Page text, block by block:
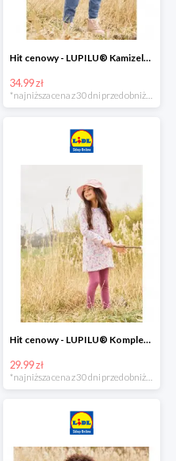
Hit cenowy - LUPILU® Kamizelka pikowana dziewczęca
34.99 zł
Hit cenowy - LUPILU® Komplet dziewczęcy (sukienka + legginsy)
29.99 zł
*najniższa cena z 30 dni przed obniżką